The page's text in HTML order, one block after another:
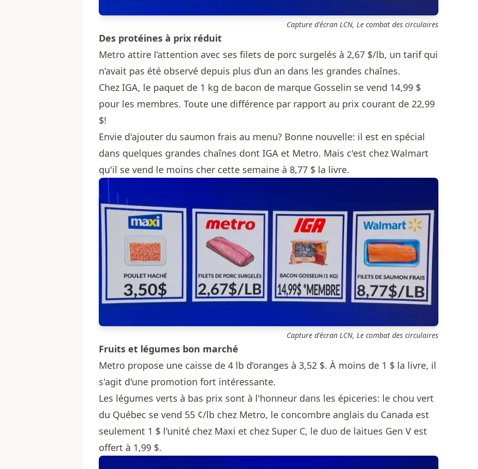
Capture d'écran LCN, Le combat des circulaires
Des protéines à prix réduit
Metro attire l’attention avec ses filets de porc surgelés à 2,67 $/lb, un tarif qui
n’avait pas été observé depuis plus d’un an dans les grandes chaînes.
Chez IGA, le paquet de 1 kg de bacon de marque Gosselin se vend 14,99 $
pour les membres. Toute une différence par rapport au prix courant de 22,99
$!
Envie d'ajouter du saumon frais au menu? Bonne nouvelle: il est en spécial
dans quelques grandes chaînes dont IGA et Metro. Mais c'est chez Walmart
qu'il se vend le moins cher cette semaine à 8,77 $ la livre.
Capture d'écran LCN, Le combat des circulaires
Fruits et légumes bon marché
Metro propose une caisse de 4 lb d’oranges à 3,52 $. À moins de 1 $ la livre, il
s'agit d'une promotion fort intéressante.
Les légumes verts à bas prix sont à l'honneur dans les épiceries: le chou vert
du Québec se vend 55 ¢/lb chez Metro, le concombre anglais du Canada est
seulement 1 $ l'unité chez Maxi et chez Super C, le duo de laitues Gen V est
offert à 1,99 $.